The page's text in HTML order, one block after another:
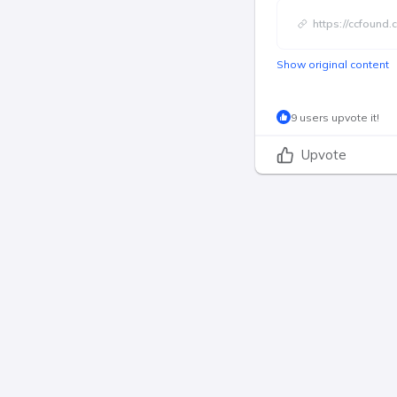
https://
Show original content
9 users upvote it!
Upvote